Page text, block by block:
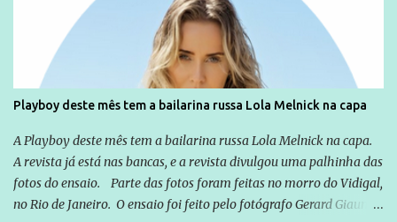
você já esta acostumado a ver neste espaço, vou trabalhar a ideia
que possibilite distribuir não só informações, mas que gere de
forma consistente a riqueza do conhecimento... Exemplo: o
cidadão brasileiro não precisa só ser informado sobre operações
da Lava Jato, Reformas que podem retirar ou não direitos, ou
quem vai ser preso ou não; é preciso levar até as pessoas, do mais
simples ao mais burguês, o que diz a nossa Constituição, quais são
seus direitos e deveres em ...
Playboy deste mês tem a bailarina russa Lola Melnick na capa
A Playboy deste mês tem a bailarina russa Lola Melnick na capa.
A revista já está nas bancas, e a revista divulgou uma palhinha das
fotos do ensaio. Parte das fotos foram feitas no morro do Vidigal,
no Rio de Janeiro. O ensaio foi feito pelo fotógrafo Gerard Giaume